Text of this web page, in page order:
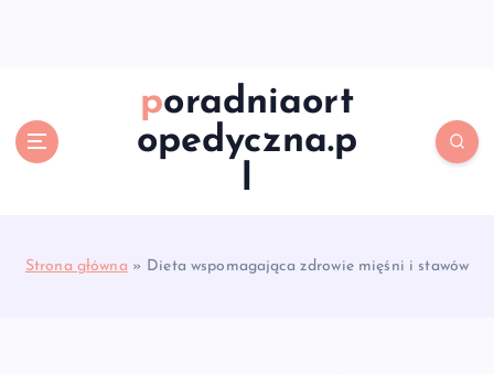
poradniaort
opedyczna.p
l
Strona główna » Dieta wspomagająca zdrowie mięśni i stawów